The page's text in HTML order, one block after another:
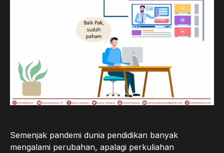
Semenjak pandemi dunia pendidikan banyak
mengalami perubahan, apalagi perkuliahan